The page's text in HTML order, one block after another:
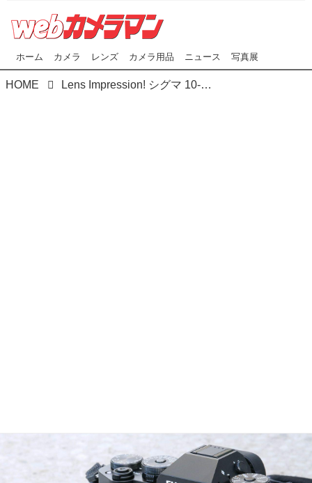
ホーム カメラ レンズ カメラ用品 ニュース 写真展
HOME Lens Impression! シグマ 10-18mmF2.8 DC DN | Contemporary ●実勢予想価格：10万4500円（税込） ●photo＆text:豊田慶記